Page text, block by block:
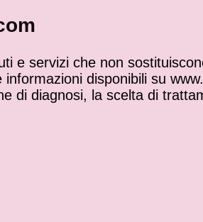
e servizi che non
disponibili su
di diagnosi, la scelta di